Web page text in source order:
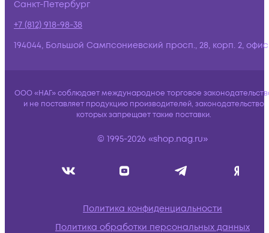
Санкт-Петербург
+7 (812) 918-98-38
194044, Большой Сампсониевский просп., 28, корп. 2,
ООО «НАГ» соблюдает международное торговое
и не поставляет продукцию производителей, законодательство
которых запрещает такие поставки.
© 1995-2026 «shop.nag.ru»
Политика конфиденциальности
Политика обработки персональных данных